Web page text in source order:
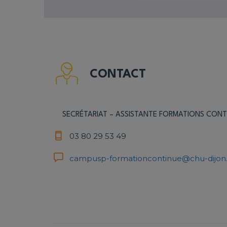
CONTACT
SECRÉTARIAT – ASSISTANTE FORMATIONS
03 80 29 53 49
campusp-formationcontinue@chu-